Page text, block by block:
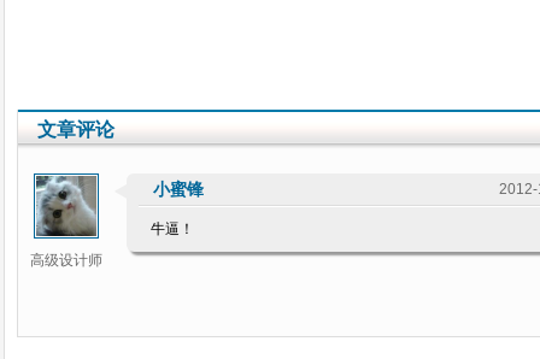
文章评论
高级设计师
小蜜锋
牛逼！